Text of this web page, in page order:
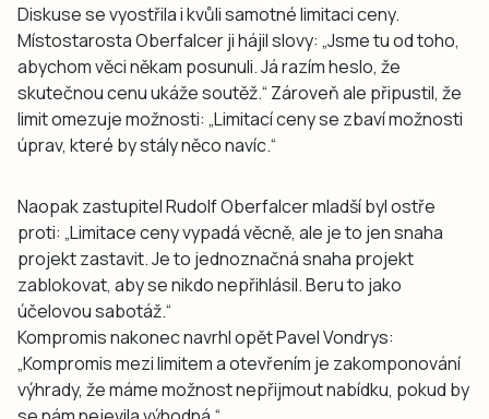
Diskuse se vyostřila i kvůli samotné limitaci ceny.
Místostarosta Oberfalcer ji hájil slovy: „Jsme tu od toho,
abychom věci někam posunuli. Já razím heslo, že
skutečnou cenu ukáže soutěž.“ Zároveň ale připustil, že
limit omezuje možnosti: „Limitací ceny se zbaví možnosti
úprav, které by stály něco navíc.“
Naopak zastupitel Rudolf Oberfalcer mladší byl ostře
proti: „Limitace ceny vypadá věcně, ale je to jen snaha
projekt zastavit. Je to jednoznačná snaha projekt
zablokovat, aby se nikdo nepřihlásil. Beru to jako
účelovou sabotáž.“
Kompromis nakonec navrhl opět Pavel Vondrys:
„Kompromis mezi limitem a otevřením je zakomponování
výhrady, že máme možnost nepřijmout nabídku, pokud by